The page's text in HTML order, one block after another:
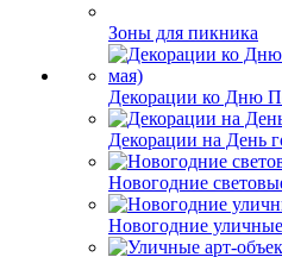
Зоны для пикника
Декорации ко Дню
Декорации на День
Новогодние
Новогодние